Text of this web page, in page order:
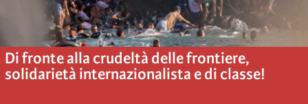
Di fronte alla crudeltà delle frontiere,
solidarietà internazionalista e di classe!